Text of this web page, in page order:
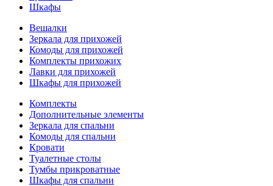
Шкафы
Вешалки
Зеркала для прихожей
Комоды для прихожей
Комплекты прихожих
Лавки для прихожей
Шкафы для прихожей
Комплекты
Дополнительные элементы
Зеркала для спальни
Комоды для спальни
Кровати
Туалетные столы
Тумбы прикроватные
Шкафы для спальни